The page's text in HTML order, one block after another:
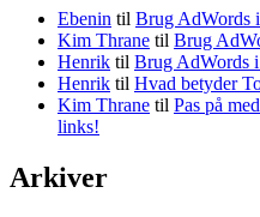
Ebenin til Brug AdWords
Kim Thrane til Brug
Henrik til Brug AdWords
Henrik til Hvad betyder
Kim Thrane til Pas på
links!
Arkiver